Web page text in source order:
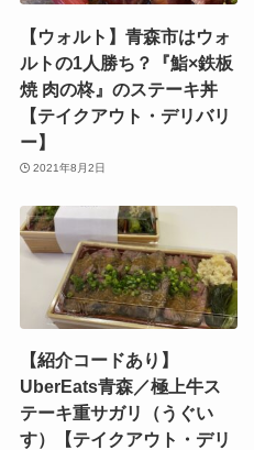
【ウォルト】青森市はウォ
ルトの1人勝ち？『鮨×鉄板
焼 肉の柊』のステーキ丼
【テイクアウト・デリバリ
ー】
2021年8月2日
【紹介コードあり】
UberEats青森／極上牛ス
テーキ重サガリ（うぐい
す）【テイクアウト・デリ